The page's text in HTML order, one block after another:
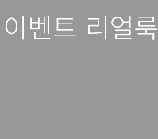
벤트 리얼룩